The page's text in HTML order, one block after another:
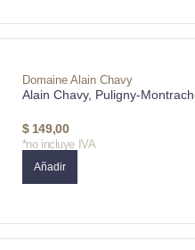
Domaine Alain Chavy
Alain Chavy, Puligny-
$149,00
*no incluye IVA
Añadir